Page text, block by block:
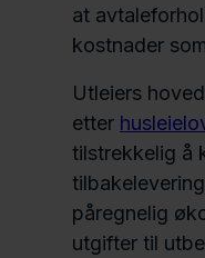
at
kostnader
Utleiers
etter
tilstrekkelig å
påregnelig
utgifter til